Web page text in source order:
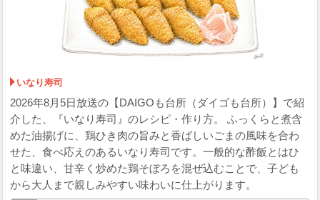
いなり寿司
2026年8月5日放送の【DAIGOも台所（ダイゴも台所）】で紹
介した、『いなり寿司』のレシピ・作り方。 ふっくらと煮含
めた油揚げに、鶏ひき肉の旨みと香ばしいごまの風味を合わ
せた、食べ応えのあるいなり寿司です。一般的な酢飯とはひ
と味違い、甘辛く炒めた鶏そぼろを混ぜ込むことで、子ども
から大人まで親しみやすい味わいに仕上がります。